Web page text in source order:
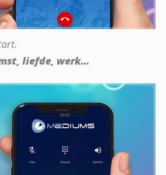
liefde, werk...